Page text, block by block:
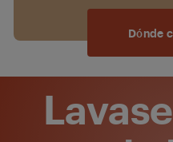
Dónde